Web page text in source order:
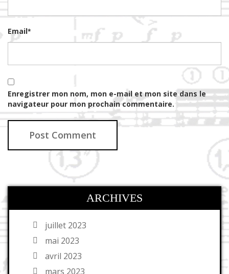
Email*
Enregistrer mon nom, mon e-mail et mon site dans le
navigateur pour mon prochain commentaire.
ARCHIVES
juillet 2023
mai 2023
avril 2023
mars 2023